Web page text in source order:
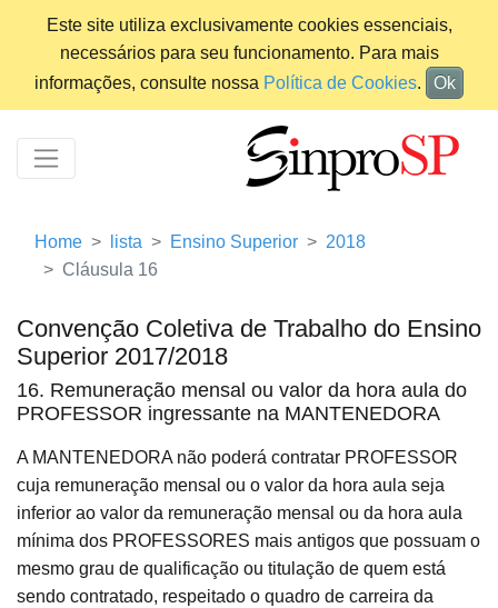
Este site utiliza exclusivamente cookies essenciais,
necessários para seu funcionamento. Para mais
informações, consulte nossa Política de Cookies. Ok
Home lista Ensino Superior
2018
Cláusula 16
Convenção Coletiva de Trabalho do Ensino
Superior 2017/2018
16. Remuneração mensal ou valor da hora aula do
PROFESSOR ingressante na MANTENEDORA
A MANTENEDORA não poderá contratar PROFESSOR
cuja remuneração mensal ou o valor da hora aula seja
inferior ao valor da remuneração mensal ou da hora aula
mínima dos PROFESSORES mais antigos que possuam o
mesmo grau de qualificação ou titulação de quem está
sendo contratado, respeitado o quadro de carreira da